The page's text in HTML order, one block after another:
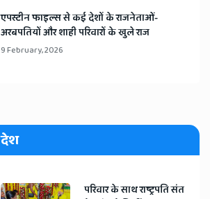
​एपस्टीन फाइल्स से कई देशों के राजनेताओं-
अरबपतियों और शाही परिवारों के खुले राज
9 February, 2026
देश
​परिवार के साथ राष्ट्रपति संत